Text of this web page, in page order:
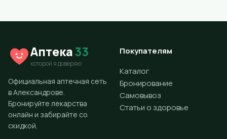
Аптека33
которой я доверяю
Официальная аптечная сеть
в Александрове.
Бронируйте лекарства
онлайн и забирайте со
скидкой.
Покупателям
Каталог
Бронирование
Самовывоз
Статьи о здоровье